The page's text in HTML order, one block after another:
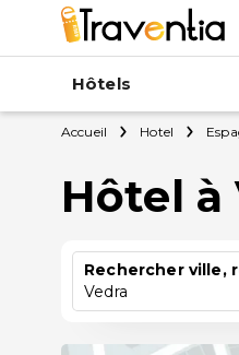
Hôtels
Accueil Hotel
Hôtel à
Rechercher ville,
Vedra